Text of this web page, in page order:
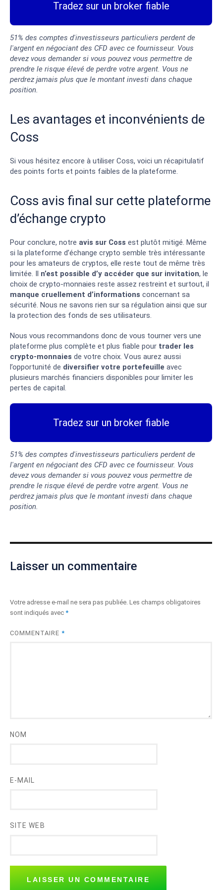
Tradez sur un broker fiable
51% des comptes d'investisseurs particuliers perdent de
l'argent en négociant des CFD avec ce fournisseur. Vous
devez vous demander si vous pouvez vous permettre de
prendre le risque élevé de perdre votre argent. Vous ne
perdrez jamais plus que le montant investi dans chaque
position.
Les avantages et inconvénients de
Coss
Si vous hésitez encore à utiliser Coss, voici un récapitulatif
des points forts et points faibles de la plateforme.
Coss avis final sur cette plateforme
d’échange crypto
Pour conclure, notre avis sur Coss est plutôt mitigé. Même
si la plateforme d’échange crypto semble très intéressante
pour les amateurs de cryptos, elle reste tout de même très
limitée. Il n’est possible d’y accéder que sur invitation, le
choix de crypto-monnaies reste assez restreint et surtout, il
manque cruellement d’informations concernant sa
sécurité. Nous ne savons rien sur sa régulation ainsi que sur
la protection des fonds de ses utilisateurs.
Nous vous recommandons donc de vous tourner vers une
plateforme plus complète et plus fiable pour trader les
crypto-monnaies de votre choix. Vous aurez aussi
l’opportunité de diversifier votre portefeuille avec
plusieurs marchés financiers disponibles pour limiter les
pertes de capital.
Tradez sur un broker fiable
51% des comptes d'investisseurs particuliers perdent de
l'argent en négociant des CFD avec ce fournisseur. Vous
devez vous demander si vous pouvez vous permettre de
prendre le risque élevé de perdre votre argent. Vous ne
perdrez jamais plus que le montant investi dans chaque
position.
Laisser un commentaire
Votre adresse e-mail ne sera pas publiée. Les champs obligatoires
sont indiqués avec *
COMMENTAIRE *
NOM
E-MAIL
SITE WEB